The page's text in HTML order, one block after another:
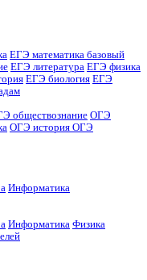
ЕГЭ математика базовый
ЕГЭ литература ЕГЭ физика
ЕГЭ биология ЕГЭ
обществознание ОГЭ
ОГЭ история ОГЭ
Информатика
Информатика Физика